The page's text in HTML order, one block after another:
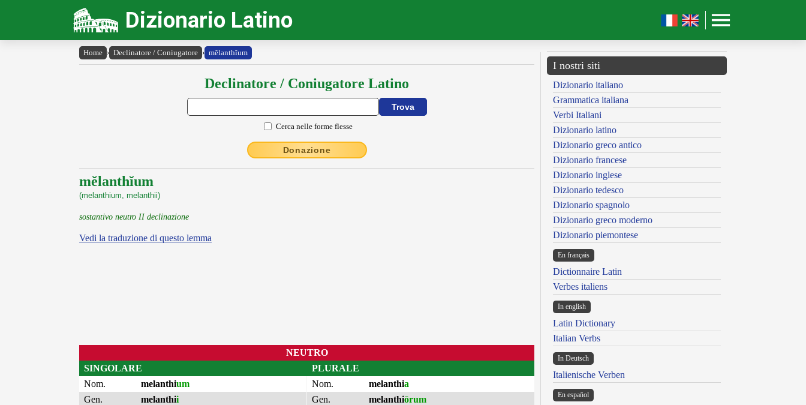
Dizionario Latino
Home › Declinatore / Coniugatore › mĕlanthĭum
Declinatore / Coniugatore Latino
Cerca nelle forme flesse
Donazione
mĕlanthĭum
(melanthium, melanthii)
sostantivo neutro II declinazione
Vedi la traduzione di questo lemma
NEUTRO
SINGOLARE
Nom.
melanthium
Gen.
melanthii
PLURALE
Nom.
melanthia
Gen.
melanthiōrum
I nostri siti
Dizionario italiano
Grammatica italiana
Verbi Italiani
Dizionario latino
Dizionario greco antico
Dizionario francese
Dizionario inglese
Dizionario tedesco
Dizionario spagnolo
Dizionario greco moderno
Dizionario piemontese
En français
Dictionnaire Latin
Verbes italiens
In english
Latin Dictionary
Italian Verbs
In Deutsch
Italienische Verben
En español